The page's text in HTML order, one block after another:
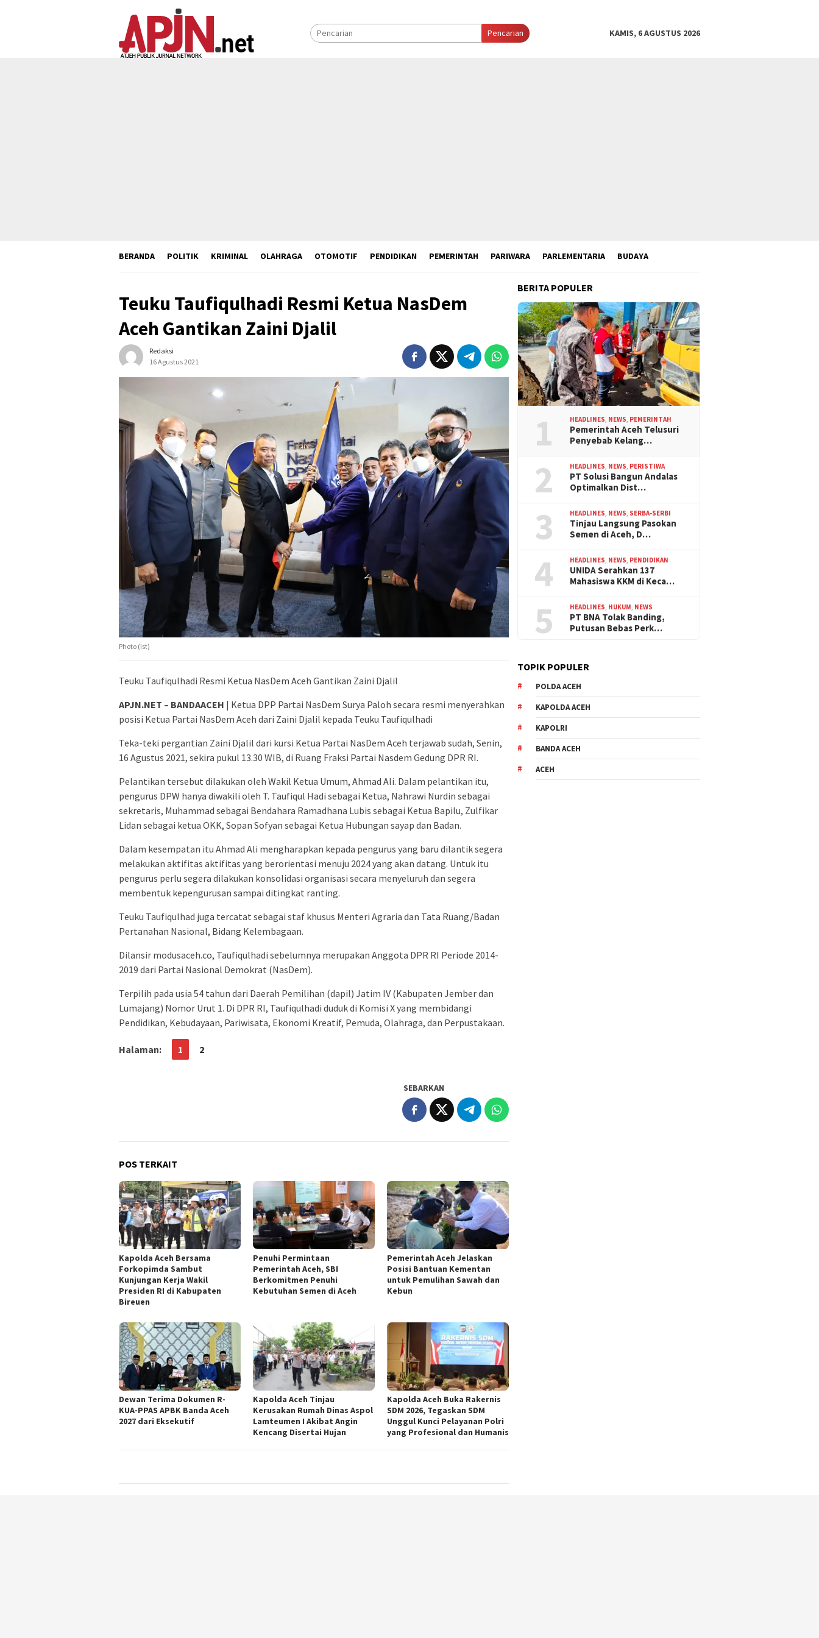
Pencarian KAMIS, 6 AGUSTUS 2026
BERANDA POLITIK KRIMINAL OLAHRAGA OTOMOTIF PENDIDIKAN PEMERINTAH PARIWARA PARLEMENTARIA BUDAYA
Teuku Taufiqulhadi Resmi Ketua NasDem
Aceh Gantikan Zaini Djalil
Redaksi
16 Agustus 2021
Photo (Ist)
Teuku Taufiqulhadi Resmi Ketua NasDem Aceh Gantikan Zaini Djalil
APJN.NET – BANDAACEH | Ketua DPP Partai NasDem Surya Paloh secara resmi menyerahkan
posisi Ketua Partai NasDem Aceh dari Zaini Djalil kepada Teuku Taufiqulhadi
Teka-teki pergantian Zaini Djalil dari kursi Ketua Partai NasDem Aceh terjawab sudah, Senin,
16 Agustus 2021, sekira pukul 13.30 WIB, di Ruang Fraksi Partai Nasdem Gedung DPR RI.
Pelantikan tersebut dilakukan oleh Wakil Ketua Umum, Ahmad Ali. Dalam pelantikan itu,
pengurus DPW hanya diwakili oleh T. Taufiqul Hadi sebagai Ketua, Nahrawi Nurdin sebagai
sekretaris, Muhammad sebagai Bendahara Ramadhana Lubis sebagai Ketua Bapilu, Zulfikar
Lidan sebagai ketua OKK, Sopan Sofyan sebagai Ketua Hubungan sayap dan Badan.
Dalam kesempatan itu Ahmad Ali mengharapkan kepada pengurus yang baru dilantik segera
melakukan aktifitas aktifitas yang berorientasi menuju 2024 yang akan datang. Untuk itu
pengurus perlu segera dilakukan konsolidasi organisasi secara menyeluruh dan segera
membentuk kepengurusan sampai ditingkat ranting.
Teuku Taufiqulhad juga tercatat sebagai staf khusus Menteri Agraria dan Tata Ruang/Badan
Pertanahan Nasional, Bidang Kelembagaan.
Dilansir modusaceh.co, Taufiqulhadi sebelumnya merupakan Anggota DPR RI Periode 2014-
2019 dari Partai Nasional Demokrat (NasDem).
Terpilih pada usia 54 tahun dari Daerah Pemilihan (dapil) Jatim IV (Kabupaten Jember dan
Lumajang) Nomor Urut 1. Di DPR RI, Taufiqulhadi duduk di Komisi X yang membidangi
Pendidikan, Kebudayaan, Pariwisata, Ekonomi Kreatif, Pemuda, Olahraga, dan Perpustakaan.
Halaman: 1 2
SEBARKAN
POS TERKAIT
Kapolda Aceh Bersama
Forkopimda Sambut
Kunjungan Kerja Wakil
Presiden RI di Kabupaten
Bireuen
Penuhi Permintaan
Pemerintah Aceh, SBI
Berkomitmen Penuhi
Kebutuhan Semen di Aceh
Pemerintah Aceh Jelaskan
Posisi Bantuan Kementan
untuk Pemulihan Sawah dan
Kebun
Dewan Terima Dokumen R-
KUA-PPAS APBK Banda Aceh
2027 dari Eksekutif
Kapolda Aceh Tinjau
Kerusakan Rumah Dinas Aspol
Lamteumen I Akibat Angin
Kencang Disertai Hujan
Kapolda Aceh Buka Rakernis
SDM 2026, Tegaskan SDM
Unggul Kunci Pelayanan Polri
yang Profesional dan Humanis
BERITA POPULER
1 HEADLINES NEWS PEMERINTAH
Pemerintah Aceh Telusuri
Penyebab Kelang…
2 HEADLINES NEWS PERISTIWA
PT Solusi Bangun Andalas
Optimalkan Dist…
3 HEADLINES NEWS SERBA-SERBI
Tinjau Langsung Pasokan
Semen di Aceh, D…
4 HEADLINES NEWS PENDIDIKAN
UNIDA Serahkan 137
Mahasiswa KKM di Keca…
5 HEADLINES HUKUM NEWS
PT BNA Tolak Banding,
Putusan Bebas Perk…
TOPIK POPULER
POLDA ACEH
KAPOLDA ACEH
KAPOLRI
BANDA ACEH
ACEH